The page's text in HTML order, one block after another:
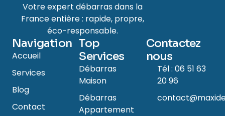
Votre expert débarras dans la
France entière : rapide, propre,
éco-responsable.
Navigation
Accueil
Services
Blog
Contact
Top
Services
Débarras
Maison
Débarras
Appartement
Contactez
nous
Tél : 06 51 63
20 96